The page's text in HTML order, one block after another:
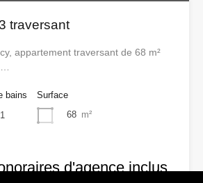
traversant
appartement traversant de 68 m²
bains
1
Surface
68 m²
d'agence inclus